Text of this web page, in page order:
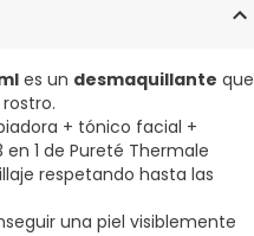
es un desmaquillante que
+ tónico facial +
1 de Pureté Thermale
respetando hasta las
una piel visiblemente